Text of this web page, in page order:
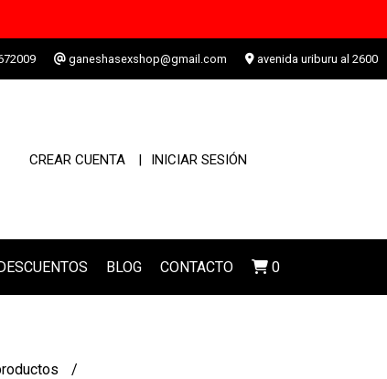
ganeshasexshop@gmail.com avenida uriburu al 2600
CREAR CUENTA INICIAR SESIÓN
BLOG CONTACTO 0